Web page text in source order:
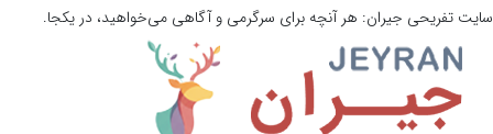
سایت تفریحی جیران: هر آنچه برای سرگرمی و آگاهی می‌خواهید، در یکجا.